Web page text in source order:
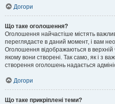
Догори
Що таке оголошення?
Оголошення найчастіше містять
переглядаєте в даний момент, і вам
Оголошення відображаються в верхній
якому вони створені. Так само, як і з
створення оголошень надається
Догори
Що таке прикріплені теми?